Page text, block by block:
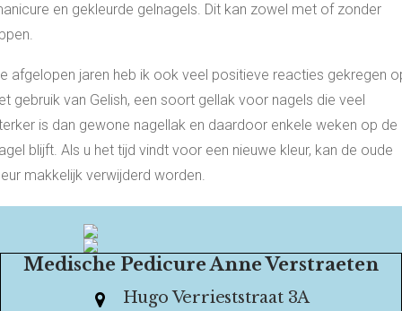
en gekleurde gelnagels. Dit kan zowel met of zonder
afgelopen jaren heb ik ook veel positieve reacties gekregen
gebruik van Gelish, een soort gellak voor nagels die veel
is dan gewone nagellak en daardoor enkele weken op de
blijft. Als u het tijd vindt voor een nieuwe kleur, kan de oude
makkelijk verwijderd worden.
Medische Pedicure Anne Verstraeten
Hugo Verrieststraat 3A